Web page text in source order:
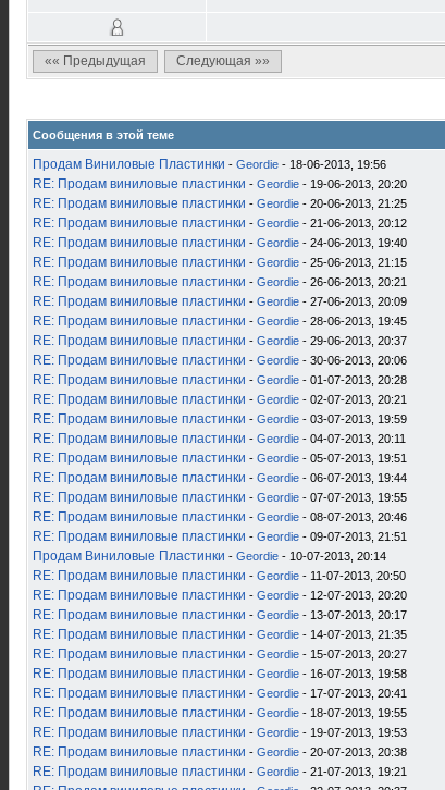
«« Предыдущая Следующая »»
Сообщения в этой теме
Продам Виниловые Пластинки - Geordie - 18-06-2013, 19:56
RE: Продам виниловые пластинки - Geordie - 19-06-2013, 20:20
RE: Продам виниловые пластинки - Geordie - 20-06-2013, 21:25
RE: Продам виниловые пластинки - Geordie - 21-06-2013, 20:12
RE: Продам виниловые пластинки - Geordie - 24-06-2013, 19:40
RE: Продам виниловые пластинки - Geordie - 25-06-2013, 21:15
RE: Продам виниловые пластинки - Geordie - 26-06-2013, 20:21
RE: Продам виниловые пластинки - Geordie - 27-06-2013, 20:09
RE: Продам виниловые пластинки - Geordie - 28-06-2013, 19:45
RE: Продам виниловые пластинки - Geordie - 29-06-2013, 20:37
RE: Продам виниловые пластинки - Geordie - 30-06-2013, 20:06
RE: Продам виниловые пластинки - Geordie - 01-07-2013, 20:28
RE: Продам виниловые пластинки - Geordie - 02-07-2013, 20:21
RE: Продам виниловые пластинки - Geordie - 03-07-2013, 19:59
RE: Продам виниловые пластинки - Geordie - 04-07-2013, 20:11
RE: Продам виниловые пластинки - Geordie - 05-07-2013, 19:51
RE: Продам виниловые пластинки - Geordie - 06-07-2013, 19:44
RE: Продам виниловые пластинки - Geordie - 07-07-2013, 19:55
RE: Продам виниловые пластинки - Geordie - 08-07-2013, 20:46
RE: Продам виниловые пластинки - Geordie - 09-07-2013, 21:51
Продам Виниловые Пластинки - Geordie - 10-07-2013, 20:14
RE: Продам виниловые пластинки - Geordie - 11-07-2013, 20:50
RE: Продам виниловые пластинки - Geordie - 12-07-2013, 20:20
RE: Продам виниловые пластинки - Geordie - 13-07-2013, 20:17
RE: Продам виниловые пластинки - Geordie - 14-07-2013, 21:35
RE: Продам виниловые пластинки - Geordie - 15-07-2013, 20:27
RE: Продам виниловые пластинки - Geordie - 16-07-2013, 19:58
RE: Продам виниловые пластинки - Geordie - 17-07-2013, 20:41
RE: Продам виниловые пластинки - Geordie - 18-07-2013, 19:55
RE: Продам виниловые пластинки - Geordie - 19-07-2013, 19:53
RE: Продам виниловые пластинки - Geordie - 20-07-2013, 20:38
RE: Продам виниловые пластинки - Geordie - 21-07-2013, 19:21